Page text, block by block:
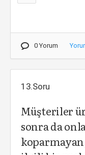
0 Yorum
13.Soru
Müşteriler
sonra da